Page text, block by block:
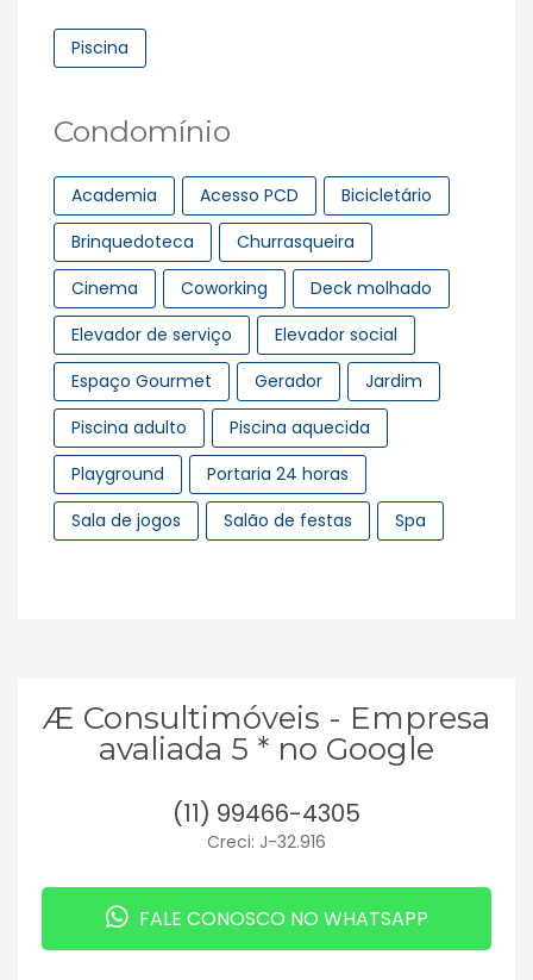
Piscina
Condomínio
Academia Acesso PCD
Bicicletário
Brinquedoteca
Churrasqueira
Cinema
Coworking
Deck molhado
Elevador de serviço
Elevador social
Espaço Gourmet
Gerador
Jardim
Piscina adulto
Piscina aquecida
Playground
Portaria 24 horas
Sala de jogos
Salão de festas Spa
Æ Consultimóveis - Empresa
avaliada 5 * no Google
(11) 99466-4305
Creci: J-32.916
FALE CONOSCO NO WHATSAPP